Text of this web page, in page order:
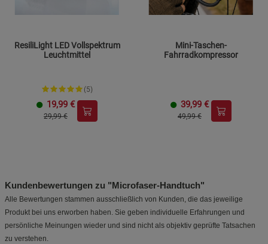
ResiliLight LED Vollspektrum
Leuchtmittel
(5)
19,99 €
29,99 €
Mini-Taschen-
Fahrradkompressor
39,99 €
49,99 €
Kundenbewertungen zu "Microfaser-Handtuch"
Alle Bewertungen stammen ausschließlich von Kunden, die das jeweilige
Produkt bei uns erworben haben. Sie geben individuelle Erfahrungen und
persönliche Meinungen wieder und sind nicht als objektiv geprüfte Tatsachen
zu verstehen.